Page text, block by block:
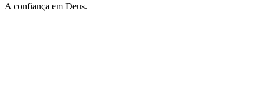
A confiança em Deus.